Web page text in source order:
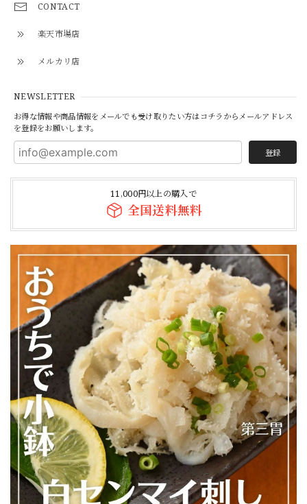
CONTACT
楽天市場店
メルカリ店
NEWSLETTER
お得な情報や商品情報をメールでも受け取りたい方はコチラからメールアドレス
を登録をお願いします。
登録
11,000円以上の購入で
全国送料無料
【焼かずそのまま食べれる】「和牛」白せんまい刺し 約100g ※酢味噌は別売りです【注意】ハマる人続出！酢味噌等を付けて食べたら止まりません
2026/07/28
2026/07/26
\ 今動画で話題のあのマルチョウをご自宅で / ★井本精肉のYouTubeで焼き方動画アップしました★【芝浦直送】和牛大トロ -ロング- 味付きホルモン「マルチョウ」約230g（小腸）韓国 ASMR 長い
2026/07/23
【焼かずそのまま食べれる】「和牛」白せんまい刺し 約180g ※酢味噌は別売りです ※ご注文数によっては1P100gにてご注文のグラムまでご用意する場合もございます【注意】ハマる人続出！酢味噌等を付けて食べたら止まりません
2026/07/19
白も黒もどちらもオススメです！
2026/07/19